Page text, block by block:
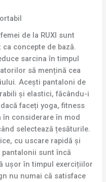
de la RUXI sunt
concepte de bază.
sarcina în timpul
să mențină cea
Acești pantaloni de
și elastici, făcându-i
faceți yoga, fitness
în considerare în mod
selectează țesăturile.
cu uscare rapidă și
pantalonii sunt încă
ușor în timpul exercițiilor
nu numai că satisface